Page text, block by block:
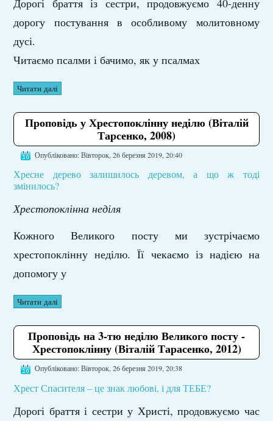
Дорогі браття із сестри, продовжуємо 40-денну
дорогу постування в особливому молитовному
дусі.
Читаємо псалми і бачимо, як у псалмах
Читати далі
Проповідь у Хрестопоклінну неділю (Віталій
Тарсенко, 2008)
Опубліковано: Вівторок, 26 березня 2019, 20:40
Хресне дерево залишилось деревом, а що ж тоді
змінилось?
Хрестопоклінна неділя
Кожного Великого посту ми зустрічаємо
хрестопоклiнну неділю. Її чекаємо із надією на
допомогу у
Читати далі
Проповідь на 3-тю неділю Великого посту -
Хрестопоклінну (Віталій Тарасенко, 2012)
Опубліковано: Вівторок, 26 березня 2019, 20:38
Хрест Спасителя – це знак любові, і для ТЕБЕ?
Дорогі браття і сестри у Христі, продовжуємо час